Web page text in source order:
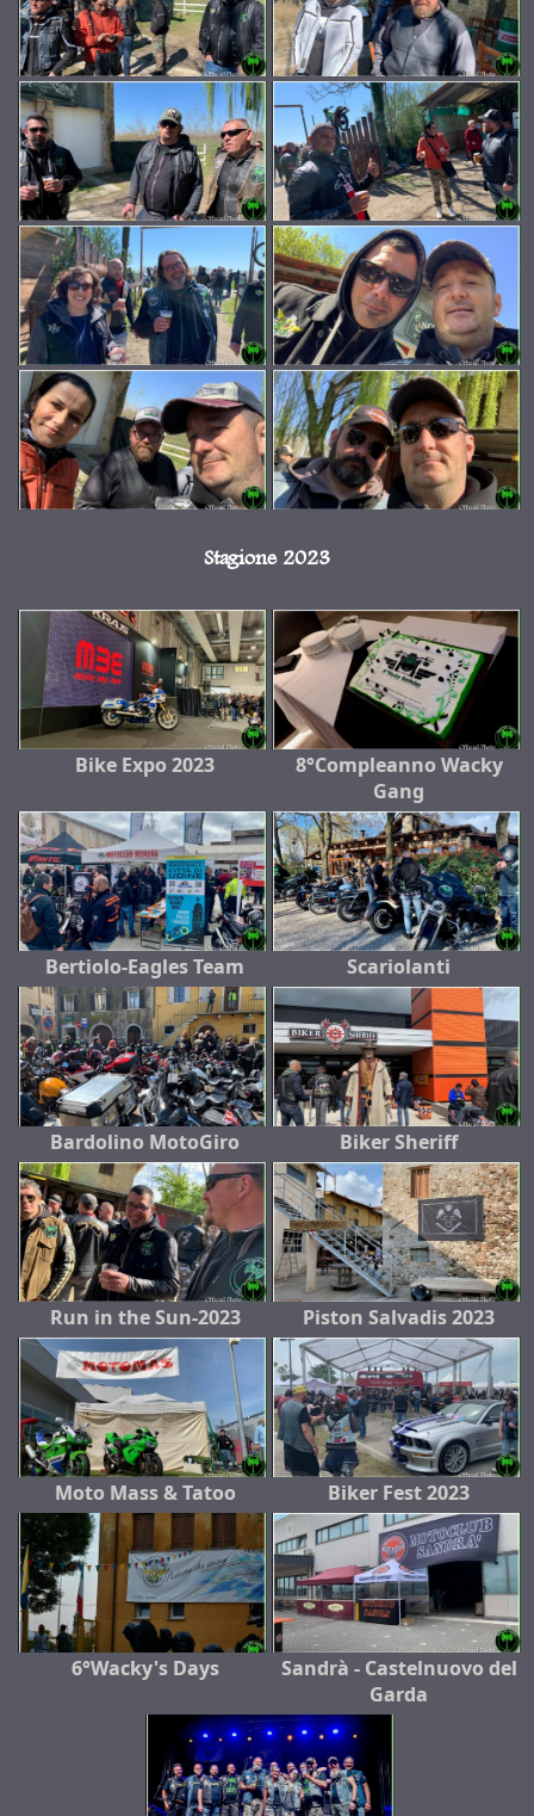
Stagione 2023
Bike Expo 2023
8°Compleanno Wacky
Gang
Bertiolo-Eagles Team Scariolanti
Bardolino MotoGiro Biker Sheriff
Run in the Sun-2023 Piston Salvadis 2023
Moto Mass & Tatoo Biker Fest 2023
6°Wacky's Days
Sandrà - Castelnuovo del
Garda